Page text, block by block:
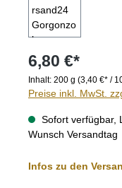
6,80 €*
Inhalt: 200 g (3,40 €* /
Preise inkl. MwSt.
Sofort verfügbar,
Wunsch Versandtag
Infos zu den